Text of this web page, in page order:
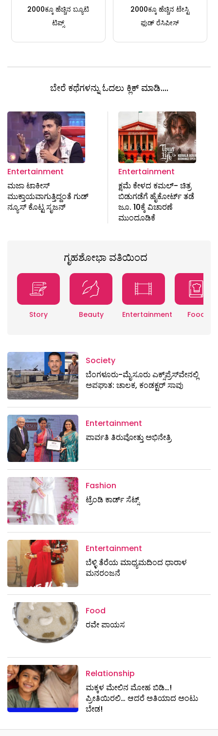
2000ಕ್ಕೂ ಹೆಚ್ಚಿನ ಬ್ಯೂಟಿ
ಟಿಪ್ಸ್
2000ಕ್ಕೂ ಹೆಚ್ಚಿನ ಟೇಸ್ಟಿ
ಫುಡ್ ರೆಸಿಪೀಸ್
ಬೇರೆ ಕಥೆಗಳನ್ನು ಓದಲು ಕ್ಲಿಕ್ ಮಾಡಿ....
Entertainment
ಮಜಾ ಟಾಕೀಸ್​
ಮುಕ್ತಾಯವಾಗುತ್ತಿದ್ದಂತೆ ಗುಡ್
ನ್ಯೂಸ್ ಕೊಟ್ಟ ಸೃಜನ್
Entertainment
ಕ್ಷಮೆ ಕೇಳದ ಕಮಲ್​​- ಚಿತ್ರ
ಬಿಡುಗಡೆಗೆ ಹೈಕೋರ್ಟ್ ತಡೆ
ಜೂ. 10ಕ್ಕೆ ವಿಚಾರಣೆ
ಮುಂದೂಡಿಕೆ
ಗೃಹಶೋಭಾ ವತಿಯಿಂದ
Story Beauty Entertainment Food
Society
ಬೆಂಗಳೂರು-ಮೈಸೂರು ಎಕ್ಸ್​ಪ್ರೆಸ್‌ವೇನಲ್ಲಿ
ಅಪಘಾತ: ಚಾಲಕ, ಕಂಡಕ್ಟರ್ ಸಾವು
Entertainment
ಪಾರ್ವತಿ ತಿರುವೋತ್ತು ಅಭಿನೇತ್ರಿ
Fashion
ಟ್ರೆಂಡಿ ಕಾರ್ಡ್‌ ಸೆಟ್ಸ್
Entertainment
ಬೆಳ್ಳಿ ತೆರೆಯ ಮಾಧ್ಯಮದಿಂದ ಧಾರಾಳ
ಮನರಂಜನೆ
Food
ರವೇ ಪಾಯಸ
Relationship
ಮಕ್ಕಳ ಮೇಲಿನ ಮೋಹ ಬಿಡಿ…!
ಪ್ರೀತಿಯಿರಲಿ… ಆದರೆ ಅತಿಯಾದ ಅಂಟು
ಬೇಡ!